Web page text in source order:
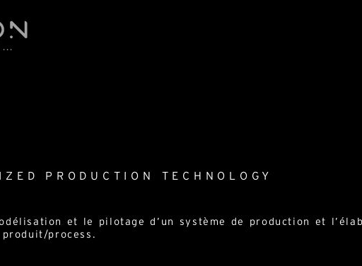
PRODUCTION TECHNOLOGY
et le pilotage d’un système de production et
process.